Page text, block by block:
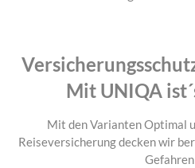
Mit UNIQA
Mit den Varianten Optimal
Reiseversicherung decken wir